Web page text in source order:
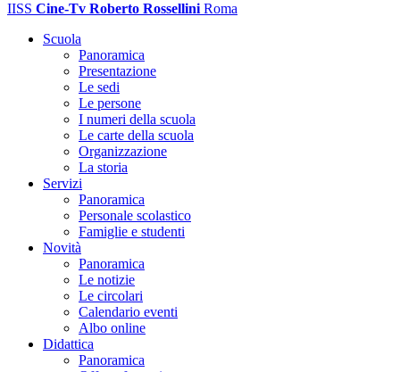
IISS Cine-Tv Roberto Rossellini Roma
Scuola
Panoramica
Presentazione
Le sedi
Le persone
I numeri della scuola
Le carte della scuola
Organizzazione
La storia
Servizi
Panoramica
Personale scolastico
Famiglie e studenti
Novità
Panoramica
Le notizie
Le circolari
Calendario eventi
Albo online
Didattica
Panoramica